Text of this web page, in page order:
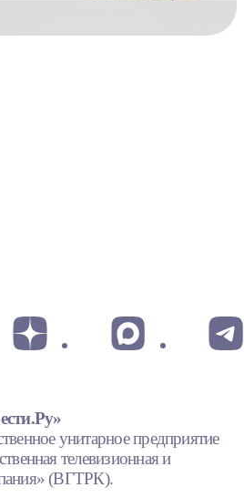
унитарное предприятие
телевизионная и
(ВГТРК).